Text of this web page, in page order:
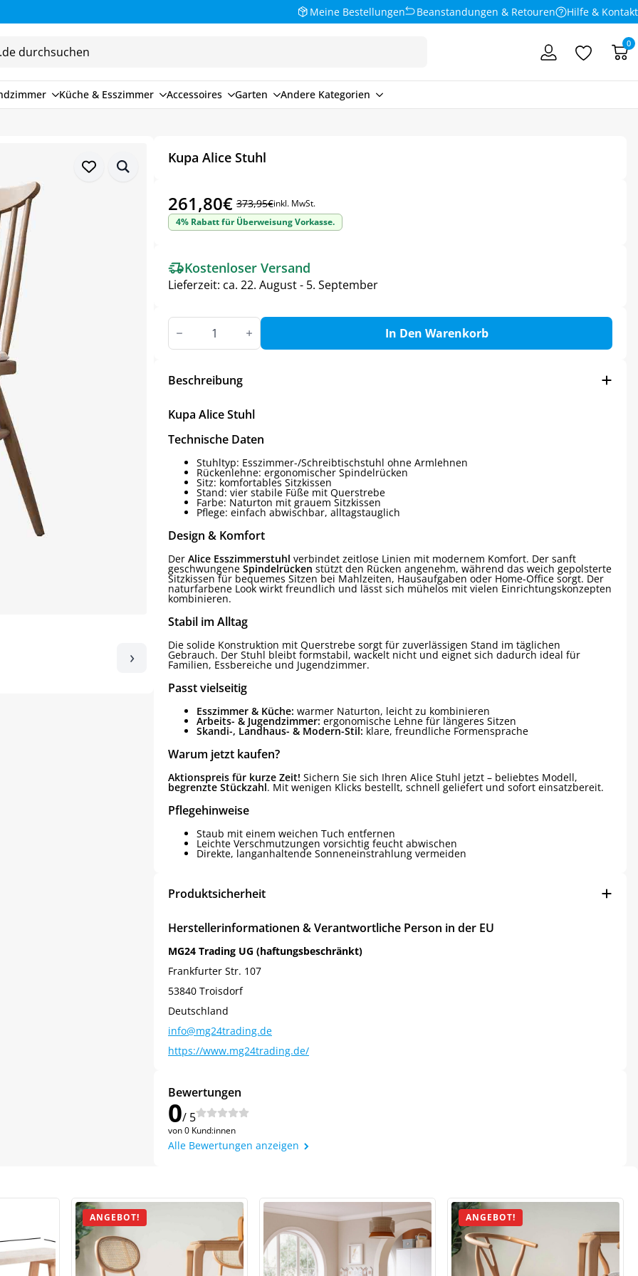
Meine Bestellungen Beanstandungen & Retouren Hilfe & Kontakt
0
Küche & Esszimmer Accessoires Garten Andere Kategorien
›
Kupa Alice Stuhl
373,95€
Ursprünglicher
Preis
373,95€
261,80€
Aktueller
Preis
261,80€.
inkl. MwSt.
4% Rabatt für Überweisung Vorkasse.
Kostenloser Versand
Lieferzeit: ca. 22. August - 5. September
Kupa
Alice
Stuhl
In Den Warenkorb
Beschreibung
Kupa Alice Stuhl
Technische Daten
Stuhltyp: Esszimmer-/Schreibtischstuhl ohne Armlehnen
Rückenlehne: ergonomischer Spindelrücken
Sitz: komfortables Sitzkissen
Stand: vier stabile Füße mit Querstrebe
Farbe: Naturton mit grauem Sitzkissen
Pflege: einfach abwischbar, alltagstauglich
Design & Komfort
Der Alice Esszimmerstuhl verbindet zeitlose Linien mit modernem Komfort. Der sanft
geschwungene Spindelrücken stützt den Rücken angenehm, während das weich gepolsterte
Sitzkissen für bequemes Sitzen bei Mahlzeiten, Hausaufgaben oder Home-Office sorgt. Der
naturfarbene Look wirkt freundlich und lässt sich mühelos mit vielen Einrichtungskonzepten
kombinieren.
Stabil im Alltag
Die solide Konstruktion mit Querstrebe sorgt für zuverlässigen Stand im täglichen
Gebrauch. Der Stuhl bleibt formstabil, wackelt nicht und eignet sich dadurch ideal für
Familien, Essbereiche und Jugendzimmer.
Passt vielseitig
Esszimmer & Küche: warmer Naturton, leicht zu kombinieren
Arbeits- & Jugendzimmer: ergonomische Lehne für längeres Sitzen
Skandi-, Landhaus- & Modern-Stil: klare, freundliche Formensprache
Warum jetzt kaufen?
Aktionspreis für kurze Zeit! Sichern Sie sich Ihren Alice Stuhl jetzt – beliebtes Modell,
begrenzte Stückzahl. Mit wenigen Klicks bestellt, schnell geliefert und sofort einsatzbereit.
Pflegehinweise
Staub mit einem weichen Tuch entfernen
Leichte Verschmutzungen vorsichtig feucht abwischen
Direkte, langanhaltende Sonneneinstrahlung vermeiden
Produktsicherheit
Herstellerinformationen & Verantwortliche Person in der EU
MG24 Trading UG (haftungsbeschränkt)
Frankfurter Str. 107
53840 Troisdorf
Deutschland
info@mg24trading.de
https://www.mg24trading.de/
Bewertungen
0/ 5
von 0 Kund:innen
Alle Bewertungen anzeigen
ANGEBOT! ANGEBOT!
5% Rabatt
auf Ihre erste Bestellung sichern!
Meinen Code senden